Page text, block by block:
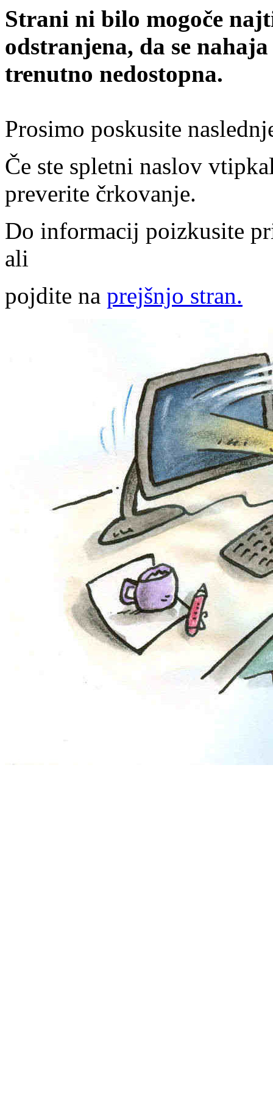
Strani ni bilo mogoče
odstranjena, da se
trenutno nedostopna.
Prosimo poskusite
Če ste spletni naslov
preverite črkovanje.
Do informacij poizkusite
ali
pojdite na prejšnjo stran.